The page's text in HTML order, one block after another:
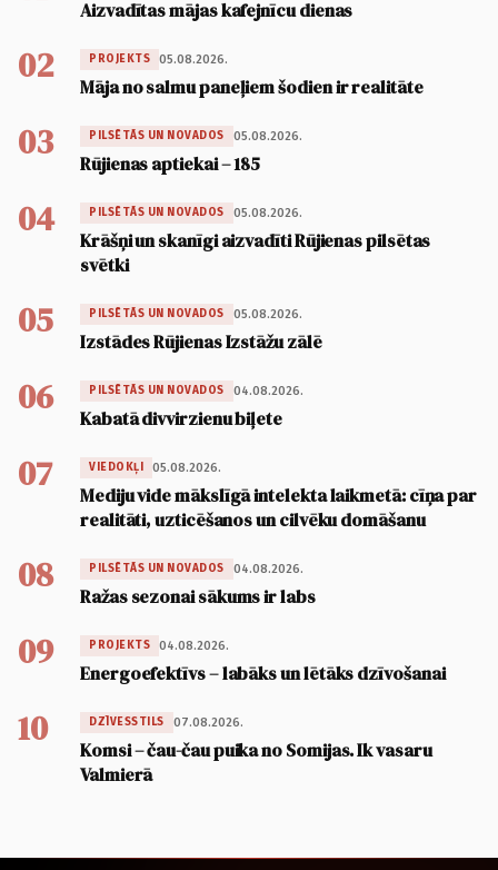
Aizvadītas mājas kafejnīcu dienas
02 PROJEKTS 05.08.2026.
Māja no salmu paneļiem šodien ir realitāte
03 PILSĒTĀS UN NOVADOS 05.08.2026.
Rūjienas aptiekai – 185
04 PILSĒTĀS UN NOVADOS 05.08.2026.
Krāšņi un skanīgi aizvadīti Rūjienas pilsētas
svētki
05 PILSĒTĀS UN NOVADOS 05.08.2026.
Izstādes Rūjienas Izstāžu zālē
06 PILSĒTĀS UN NOVADOS 04.08.2026.
Kabatā divvirzienu biļete
07 VIEDOKĻI 05.08.2026.
Mediju vide mākslīgā intelekta laikmetā: cīņa par
realitāti, uzticēšanos un cilvēku domāšanu
08 PILSĒTĀS UN NOVADOS 04.08.2026.
Ražas sezonai sākums ir labs
09 PROJEKTS 04.08.2026.
Energoefektīvs – labāks un lētāks dzīvošanai
10 DZĪVESSTILS 07.08.2026.
Komsi – čau-čau puika no Somijas. Ik vasaru
Valmierā